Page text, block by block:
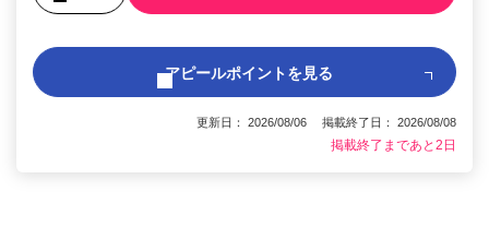
アピールポイントを見る
更新日： 2026/08/06 掲載終了日： 2026/08/08
掲載終了まであと2日